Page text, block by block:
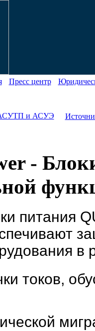
Пресс центр
и АСУЭ
-
питания
в
токов,